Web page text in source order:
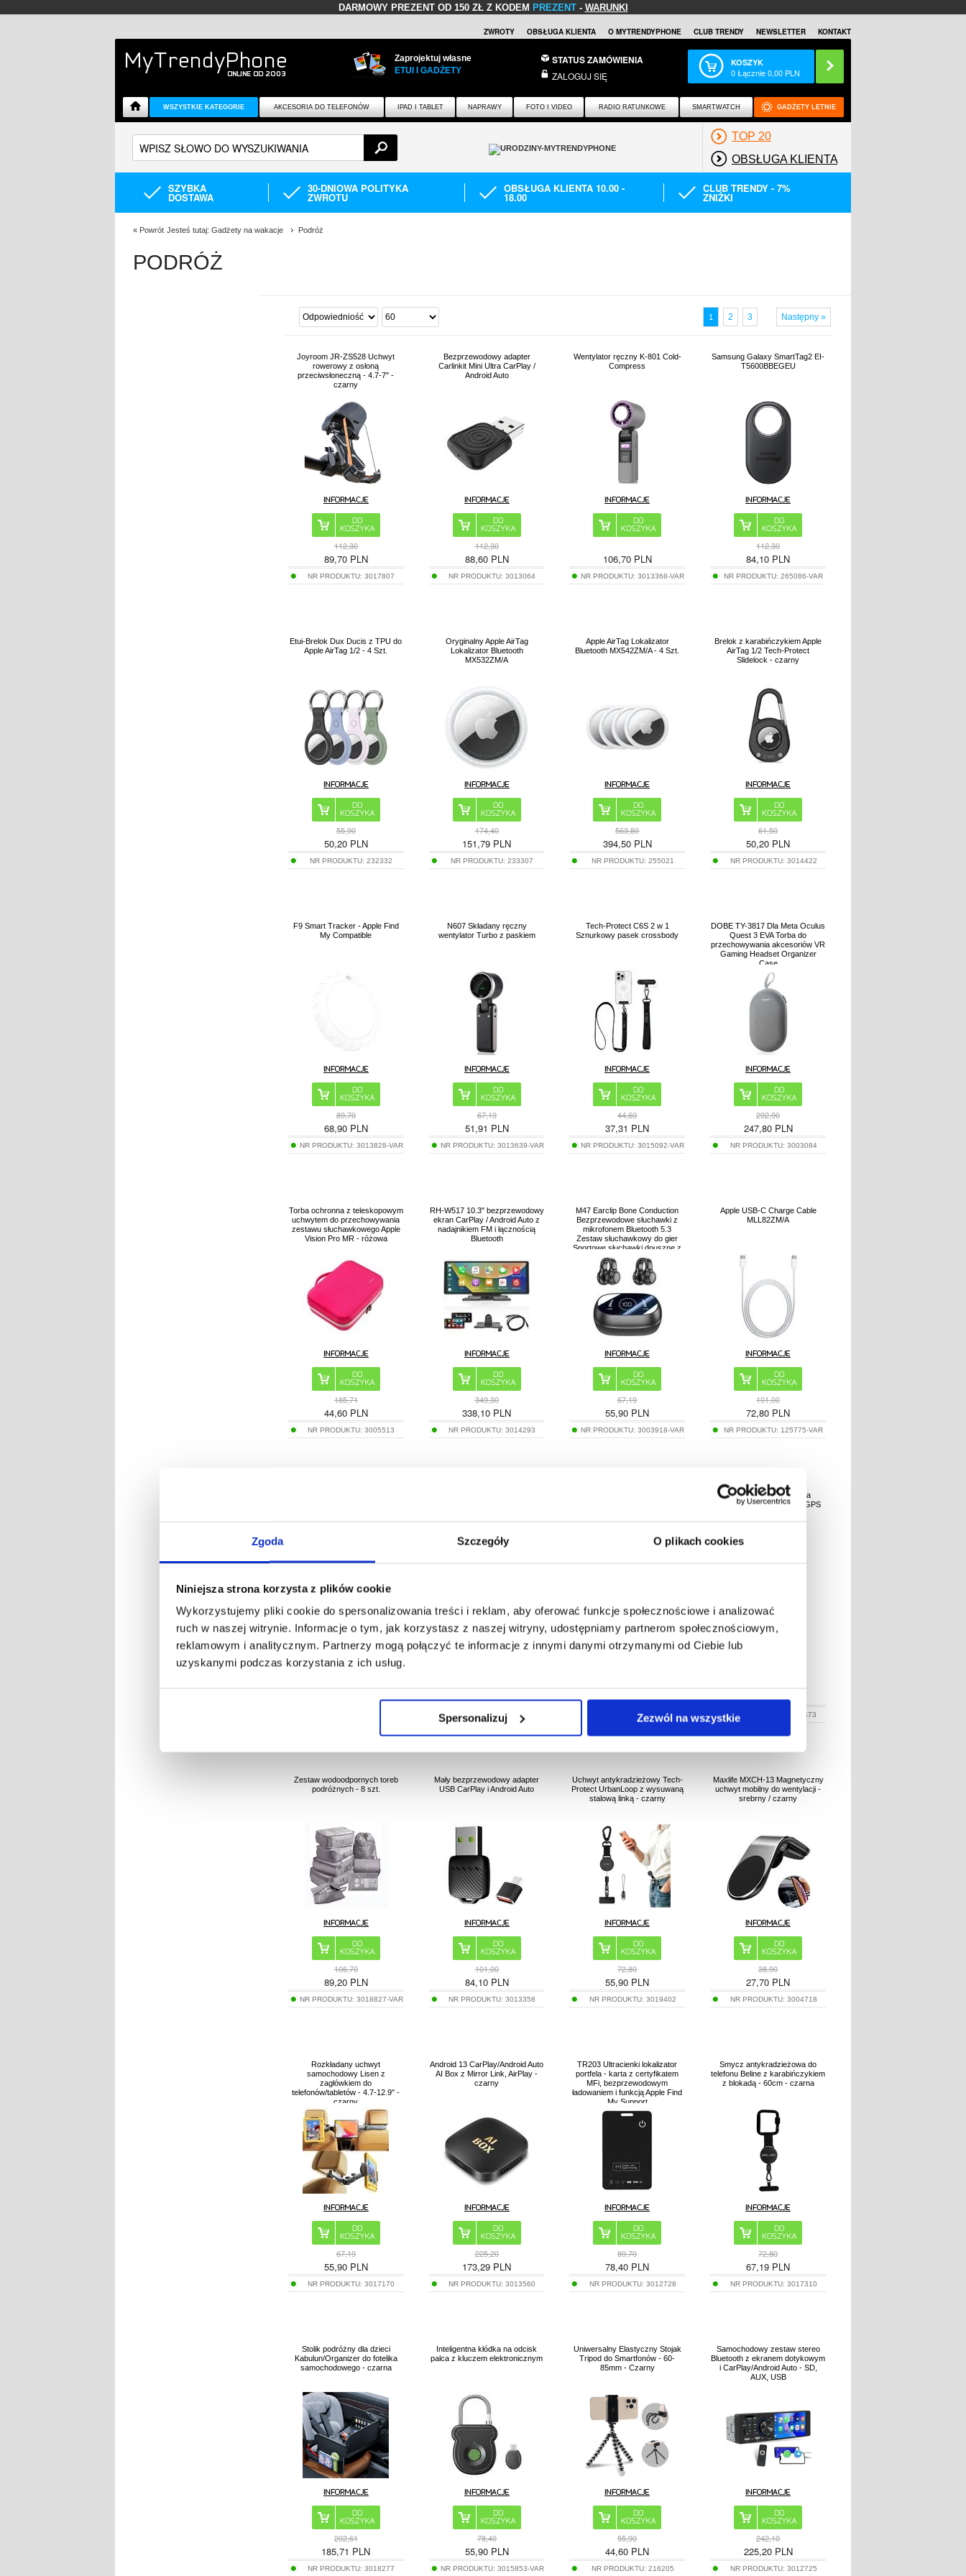
Zgoda Szczegóły O plikach cookies
Niniejsza strona korzysta z plików cookie
Wykorzystujemy pliki cookie do spersonalizowania treści i reklam, aby oferować funkcje społecznościowe i analizować
ruch w naszej witrynie. Informacje o tym, jak korzystasz z naszej witryny, udostępniamy partnerom społecznościowym,
reklamowym i analitycznym. Partnerzy mogą połączyć te informacje z innymi danymi otrzymanymi od Ciebie lub
uzyskanymi podczas korzystania z ich usług.
Spersonalizuj Zezwól na wszystkie
DARMOWY PREZENT OD 150 ZŁ Z KODEM PREZENT- WARUNKI
ZWROTY OBSŁUGA KLIENTA O MYTRENDYPHONE CLUB TRENDY NEWSLETTER KONTAKT
Zaprojektuj własne
ETUI I GADŻETY
STATUS ZAMÓWIENIA
ZALOGUJ SIĘ
KOSZYK
0Łącznie0,00 PLN
WSZYSTKIE KATEGORIE AKCESORIA DO TELEFONÓW IPAD I TABLET NAPRAWY FOTO I VIDEO RADIO RATUNKOWE SMARTWATCH GADŻETY LETNIE
TOP 20
OBSŁUGA KLIENTA
SZYBKA
DOSTAWA
30-DNIOWA POLITYKA
ZWROTU
OBSŁUGA KLIENTA 10.00 -
18.00
CLUB TRENDY - 7%
ZNIŻKI
« Powrót Jesteś tutaj: Gadżety na wakacje Podróż
PODRÓŻ
1 2 3 Następny »
Joyroom JR-ZS528 Uchwyt
rowerowy z osłoną
przeciwsłoneczną - 4.7-7" -
czarny
112,30
89,70PLN
NR PRODUKTU:3017807
Bezprzewodowy adapter
Carlinkit Mini Ultra CarPlay /
Android Auto
112,30
88,60PLN
NR PRODUKTU:3013064
Wentylator ręczny K-801 Cold-
Compress
106,70PLN
NR PRODUKTU:3013368-VAR
Samsung Galaxy SmartTag2 EI-
T5600BBEGEU
112,30
84,10 PLN
NR PRODUKTU:265086-VAR
Etui-Brelok Dux Ducis z TPU do
Apple AirTag 1/2 - 4 Szt.
55,90
50,20PLN
NR PRODUKTU:232332
Oryginalny Apple AirTag
Lokalizator Bluetooth
MX532ZM/A
174,40
151,79 PLN
NR PRODUKTU:233307
Apple AirTag Lokalizator
Bluetooth MX542ZM/A - 4 Szt.
563,80
394,50PLN
NR PRODUKTU: 255021
Brelok z karabińczykiem Apple
AirTag 1/2 Tech-Protect
Slidelock - czarny
61,50
50,20 PLN
NR PRODUKTU: 3014422
F9 Smart Tracker - Apple Find
My Compatible
89,70
68,90PLN
NR PRODUKTU: 3013828-VAR
N607 Składany ręczny
wentylator Turbo z paskiem
67,19
51,91 PLN
NR PRODUKTU: 3013639-VAR
Tech-Protect C6S 2 w 1
Sznurkowy pasek crossbody
44,60
37,31 PLN
NR PRODUKTU:3015092-VAR
DOBE TY-3817 Dla Meta Oculus
Quest 3 EVA Torba do
przechowywania akcesoriów VR
Gaming Headset Organizer
Case
292,90
247,80PLN
NR PRODUKTU: 3003084
Torba ochronna z teleskopowym
uchwytem do przechowywania
zestawu słuchawkowego Apple
Vision Pro MR - różowa
185,71
44,60PLN
NR PRODUKTU:3005513
RH-W517 10.3" bezprzewodowy
ekran CarPlay / Android Auto z
nadajnikiem FM i łącznością
Bluetooth
349,30
338,10 PLN
NR PRODUKTU:3014293
M47 Earclip Bone Conduction
Bezprzewodowe słuchawki z
mikrofonem Bluetooth 5.3
Zestaw słuchawkowy do gier
Sportowe słuchawki douszne z
redukcją szumów
67,19
55,90 PLN
NR PRODUKTU:3003918-VAR
Apple USB-C Charge Cable
MLL82ZM/A
101,00
72,80 PLN
NR PRODUKTU: 125775-VAR
47,40PLN
NR PRODUKTU:3012938
72,80PLN
NR PRODUKTU:3011623
Q8 4G GPS Tracker dla
pojazdów / magnetyczny GPS
101,00PLN
NR PRODUKTU: 3011473
Zestaw wodoodpornych toreb
podróżnych - 8 szt.
106,70
89,20PLN
NR PRODUKTU: 3018827-VAR
Mały bezprzewodowy adapter
USB CarPlay i Android Auto
101,00
84,10PLN
NR PRODUKTU:3013358
Uchwyt antykradzieżowy Tech-
Protect UrbanLoop z wysuwaną
stalową linką - czarny
72,80
55,90 PLN
NR PRODUKTU: 3019402
Maxlife MXCH-13 Magnetyczny
uchwyt mobilny do wentylacji -
srebrny / czarny
38,90
27,70 PLN
NR PRODUKTU: 3004718
Rozkładany uchwyt
samochodowy Lisen z
zagłówkiem do
telefonów/tabletów - 4.7-12.9" -
czarny
67,19
55,90PLN
NR PRODUKTU:3017170
Android 13 CarPlay/Android Auto
AI Box z Mirror Link, AirPlay -
czarny
225,20
173,29 PLN
NR PRODUKTU:3013560
TR203 Ultracienki lokalizator
portfela - karta z certyfikatem
MFi, bezprzewodowym
ładowaniem i funkcją Apple Find
My Support
89,70
78,40 PLN
NR PRODUKTU: 3012728
Smycz antykradzieżowa do
telefonu Beline z karabińczykiem
z blokadą - 60cm - czarna
72,80
67,19 PLN
NR PRODUKTU: 3017310
Stolik podróżny dla dzieci
Kabulun/Organizer do fotelika
samochodowego - czarna
202,61
185,71 PLN
NR PRODUKTU:3018277
Inteligentna kłódka na odcisk
palca z kluczem elektronicznym
78,40
55,90PLN
NR PRODUKTU: 3015853-VAR
Uniwersalny Elastyczny Stojak
Tripod do Smartfonów - 60-
85mm - Czarny
55,90
44,60 PLN
NR PRODUKTU: 216205
Samochodowy zestaw stereo
Bluetooth z ekranem dotykowym
i CarPlay/Android Auto - SD,
AUX, USB
242,10
225,20PLN
NR PRODUKTU: 3012725